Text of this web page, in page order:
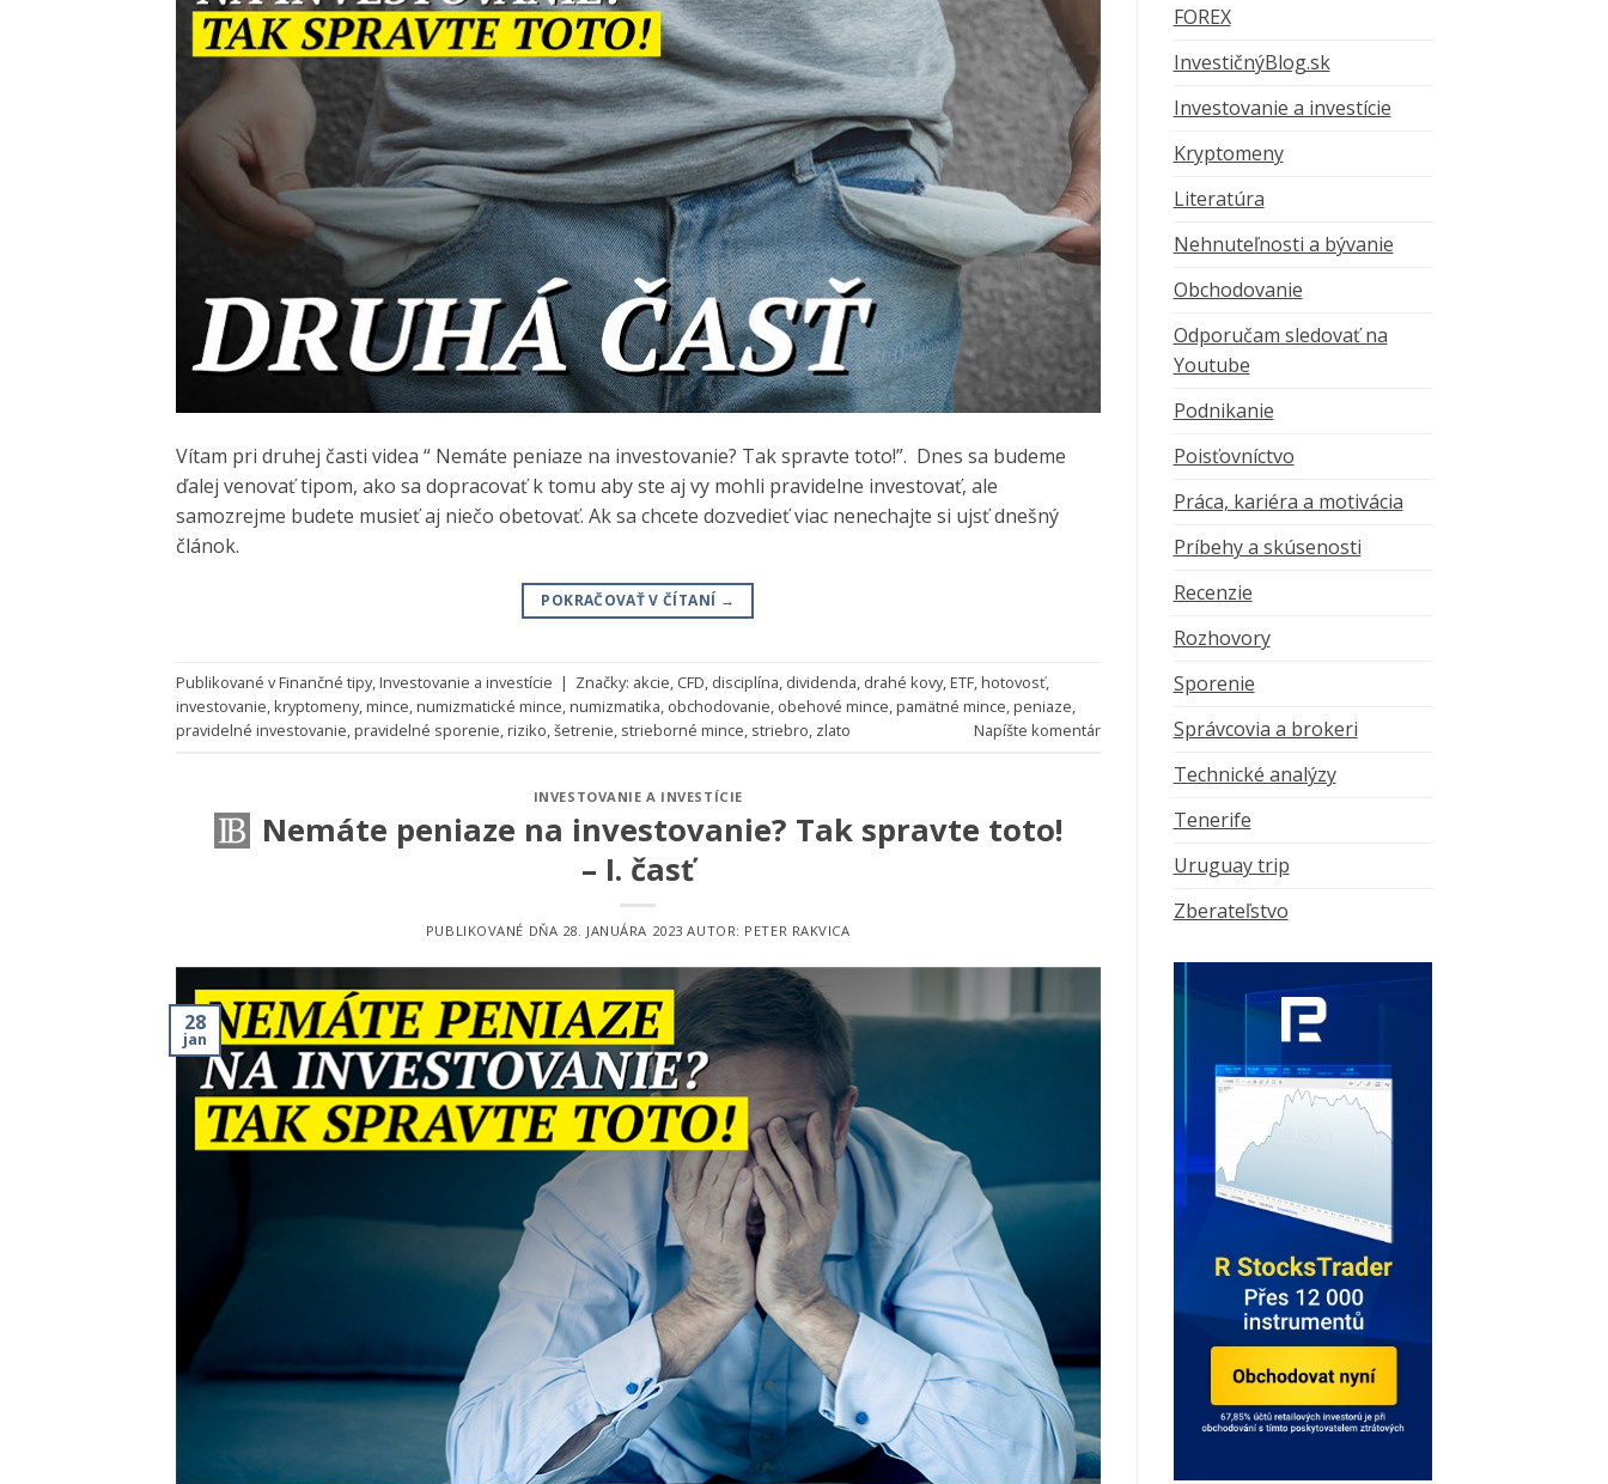
Vítam pri druhej časti videa “ Nemáte peniaze na investovanie? Tak spravte toto!”. Dnes sa budeme
ďalej venovať tipom, ako sa dopracovať k tomu aby ste aj vy mohli pravidelne investovať, ale
samozrejme budete musieť aj niečo obetovať. Ak sa chcete dozvedieť viac nenechajte si ujsť dnešný
článok.
POKRAČOVAŤ V ČÍTANÍ →
Publikované vFinančné tipy,Investovanie a investície | Značky: akcie, CFD, disciplína, dividenda, drahé kovy,ETF,hotovosť,
investovanie,kryptomeny,mince,numizmatické mince,numizmatika, obchodovanie, obehové mince,pamätné mince,peniaze,
pravidelné investovanie,pravidelné sporenie,riziko,šetrenie, strieborné mince, striebro, zlato Napíšte komentár
INVESTOVANIE A INVESTÍCIE
Nemáte peniaze na investovanie? Tak spravte toto!
– I. časť
PUBLIKOVANÉ DŇA 28. JANUÁRA 2023 AUTOR: PETER RAKVICA
28
jan
FOREX
InvestičnýBlog.sk
Investovanie a investície
Kryptomeny
Literatúra
Nehnuteľnosti a bývanie
Obchodovanie
Odporučam sledovať na
Youtube
Podnikanie
Poisťovníctvo
Práca, kariéra a motivácia
Príbehy a skúsenosti
Recenzie
Rozhovory
Sporenie
Správcovia a brokeri
Technické analýzy
Tenerife
Uruguay trip
Zberateľstvo